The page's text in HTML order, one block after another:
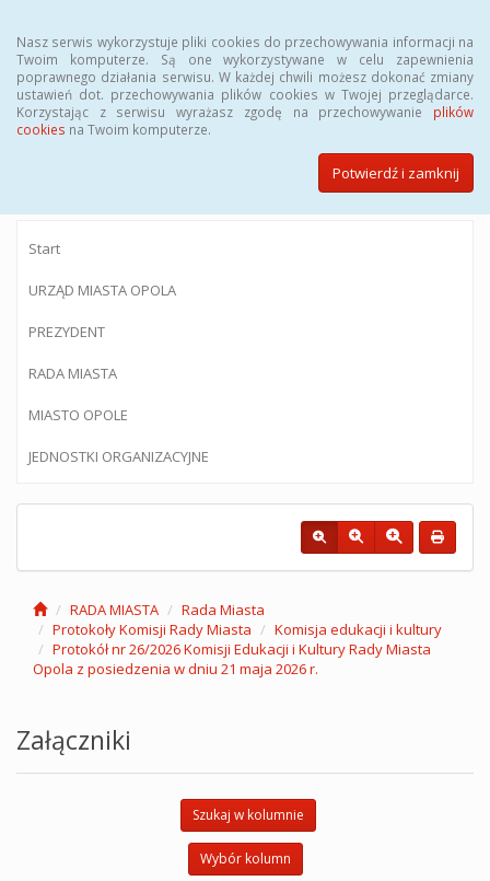
Nasz serwis wykorzystuje pliki cookies do przechowywania informacji na
Twoim komputerze. Są one wykorzystywane w celu zapewnienia
poprawnego działania serwisu. W każdej chwili możesz dokonać zmiany
ustawień dot. przechowywania plików cookies w Twojej przeglądarce.
Korzystając z serwisu wyrażasz zgodę na przechowywanie plików
cookies na Twoim komputerze.
Potwierdź i zamknij
BIULETYN INFORMACJI PUBLICZNEJ
Urzędu Miasta Opola
Start
URZĄD MIASTA OPOLA
PREZYDENT
RADA MIASTA
MIASTO OPOLE
JEDNOSTKI ORGANIZACYJNE
RADA MIASTA
Rada Miasta
Protokoły Komisji Rady Miasta
Komisja edukacji i kultury
Protokół nr 26/2026 Komisji Edukacji i Kultury Rady Miasta
Opola z posiedzenia w dniu 21 maja 2026 r.
Załączniki
Szukaj w kolumnie
Wybór kolumn